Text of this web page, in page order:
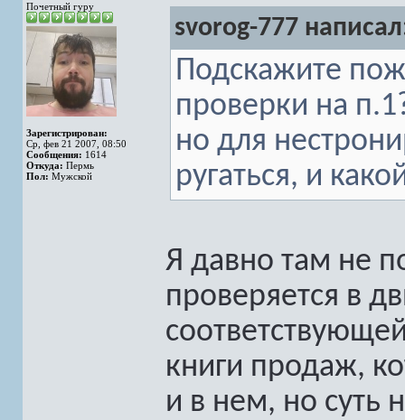
Почетный гуру
Зарегистрирован:
Ср, фев 21 2007, 08:50
Сообщения: 1614
Откуда: Пермь
Пол: Мужской
svorog-777
Подскажите
проверки на
но для
ругаться, и
Я давно там не
проверяется в
книги продаж,
и в нем, но суть